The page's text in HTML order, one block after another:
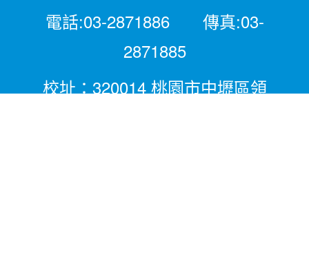
電話:03-2871886 傳真:03-
2871885
校址：320014 桃園市中壢區領